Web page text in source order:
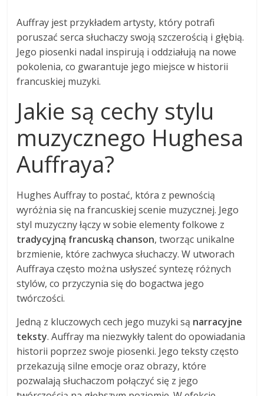
Auffray jest przykładem artysty, który potrafi
poruszać serca słuchaczy swoją szczerością i głębią.
Jego piosenki nadal inspirują i oddziałują na nowe
pokolenia, co gwarantuje jego miejsce w historii
francuskiej muzyki.
Jakie są cechy stylu
muzycznego Hughesa
Auffraya?
Hughes Auffray to postać, która z pewnością
wyróżnia się na francuskiej scenie muzycznej. Jego
styl muzyczny łączy w sobie elementy folkowe z
tradycyjną francuską chanson, tworząc unikalne
brzmienie, które zachwyca słuchaczy. W utworach
Auffraya często można usłyszeć syntezę różnych
stylów, co przyczynia się do bogactwa jego
twórczości.
Jedną z kluczowych cech jego muzyki są narracyjne
teksty. Auffray ma niezwykły talent do opowiadania
historii poprzez swoje piosenki. Jego teksty często
przekazują silne emocje oraz obrazy, które
pozwalają słuchaczom połączyć się z jego